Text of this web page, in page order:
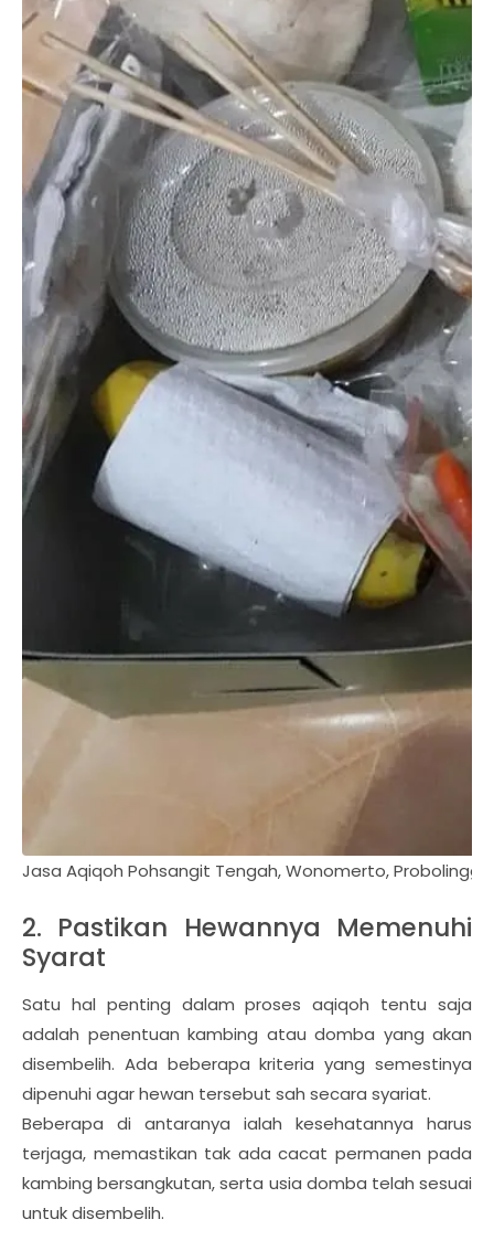
Jasa Aqiqoh Pohsangit Tengah, Wonomerto, Probolinggo
2. Pastikan Hewannya Memenuhi
Syarat
Satu hal penting dalam proses aqiqoh tentu saja
adalah penentuan kambing atau domba yang akan
disembelih. Ada beberapa kriteria yang semestinya
dipenuhi agar hewan tersebut sah secara syariat.
Beberapa di antaranya ialah kesehatannya harus
terjaga, memastikan tak ada cacat permanen pada
kambing bersangkutan, serta usia domba telah sesuai
untuk disembelih.